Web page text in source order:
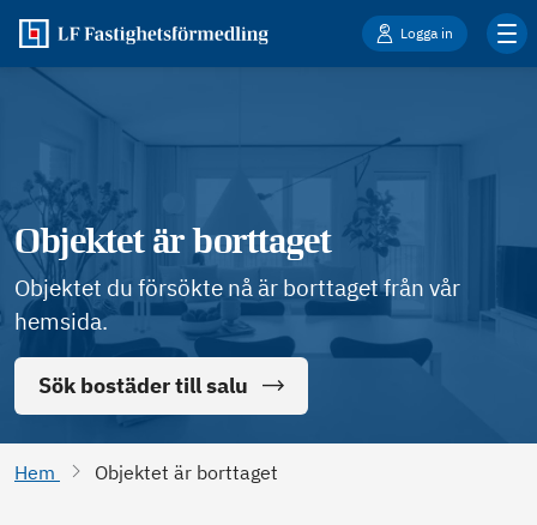
Logga in
Objektet är borttaget
Objektet du försökte nå är borttaget från vår
hemsida.
Sök bostäder till salu
Hem Objektet är borttaget